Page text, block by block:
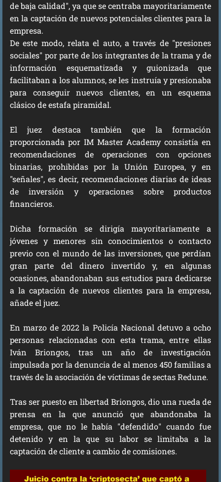
de baja calidad", ya que se centraba mayoritariamente
en la captación de nuevos potenciales clientes para la
empresa.
De este modo, relata el auto, a través de "presiones
sociales" por parte de los integrantes de la trama y de
información esquematizada y guionizada que
facilitaban a los alumnos, se les instruía y presionaba
para conseguir nuevos clientes, en un esquema
clásico de estafa piramidal.
El juez destaca también que la formación
proporcionada por IM Master Academy consistía en
recomendaciones de operaciones con opciones
binarias, prohibidas por la Unión Europea, y en
"señales", es decir, recomendaciones diarias de ideas
de inversión y operaciones sobre productos
financieros.
Dicha formación se dirigía mayoritariamente a
jóvenes y menores sin conocimientos o contacto
previo con el mundo de las inversiones, que perdían
gran parte del dinero invertido y, en algunas
ocasiones, abandonaban sus estudios para dedicarse
a la captación de nuevos clientes para la empresa,
añade el juez.
En marzo de 2022 la Policía Nacional detuvo a ocho
personas relacionadas con esta trama, entre ellas
Iván Briongos, tras un año de investigación
impulsada por la denuncia de al menos 450 familias a
través de la asociación de víctimas de sectas Redune.
Tras ser puesto en libertad Briongos, dio una rueda de
prensa en la que anunció que abandonaba la
empresa, que no le había "defendido" cuando fue
detenido y en la que su labor se limitaba a la
captación de cliente a cambio de comisiones.